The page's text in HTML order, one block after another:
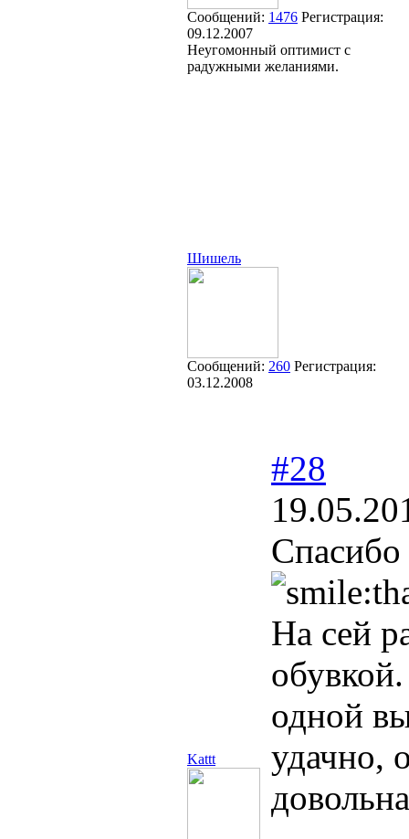
Сообщений: 1476 Регистрация:
09.12.2007
Неугомонный оптимист с
радужными желаниями.
Шишель
Сообщений: 260 Регистрация:
03.12.2008
Kattt
#28
Спасибо
На сей
одной
удачно,